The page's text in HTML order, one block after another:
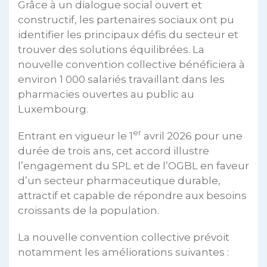
Grâce à un dialogue social ouvert et
constructif, les partenaires sociaux ont pu
identifier les principaux défis du secteur et
trouver des solutions équilibrées. La
nouvelle convention collective bénéficiera à
environ 1 000 salariés travaillant dans les
pharmacies ouvertes au public au
Luxembourg.
Entrant en vigueur le 1 er avril 2026 pour une
durée de trois ans, cet accord illustre
l’engagement du SPL et de l’OGBL en faveur
d’un secteur pharmaceutique durable,
attractif et capable de répondre aux besoins
croissants de la population.
La nouvelle convention collective prévoit
notamment les améliorations suivantes :